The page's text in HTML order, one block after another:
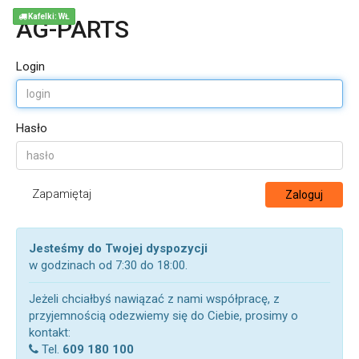
AG-PARTS
Login
Hasło
Zapamiętaj Zaloguj
Jesteśmy do Twojej dyspozycji
w godzinach od 7:30 do 18:00.
Jeżeli chciałbyś nawiązać z nami współpracę, z
przyjemnością odezwiemy się do Ciebie, prosimy o
kontakt:
Tel. 609 180 100
Kafelki: WŁ